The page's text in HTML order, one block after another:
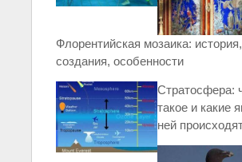
Флорентийская мозаика:
создания, особенности
Стратосфера:
такое и какие
ней